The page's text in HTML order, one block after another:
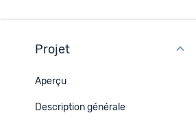
Projet
Aperçu
Description générale
Références bibliographiques